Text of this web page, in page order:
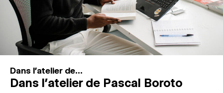
Dans l'atelier de...
Dans l’atelier de Pascal Boroto